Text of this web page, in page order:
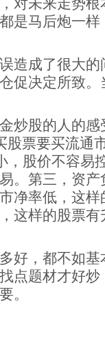
是马后炮一
造成了很大
促决定所致
炒股的人的感
股票要买流通
，股价不容易
。第三，资
净率低，这
这样的股票有
好，都不如
点题材才好
。